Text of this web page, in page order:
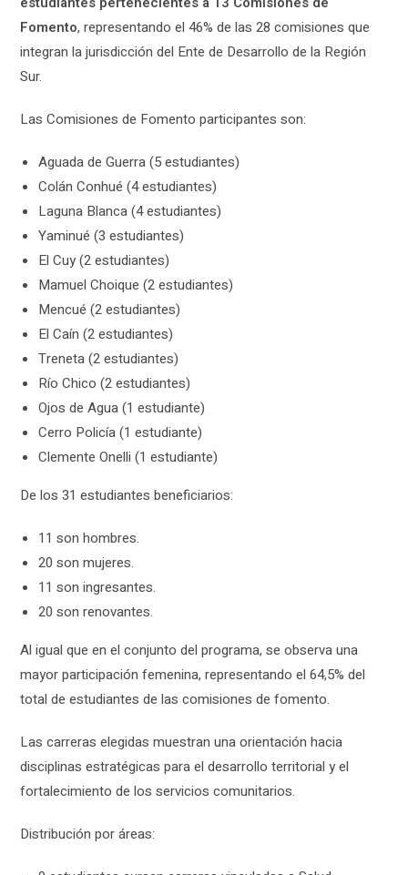
Fomento, representando el 46% de las 28 comisiones que
integran la jurisdicción del Ente de Desarrollo de la Región
Sur.
Las Comisiones de Fomento participantes son:
Aguada de Guerra (5 estudiantes)
Colán Conhué (4 estudiantes)
Laguna Blanca (4 estudiantes)
Yaminué (3 estudiantes)
El Cuy (2 estudiantes)
Mamuel Choique (2 estudiantes)
Mencué (2 estudiantes)
El Caín (2 estudiantes)
Treneta (2 estudiantes)
Río Chico (2 estudiantes)
Ojos de Agua (1 estudiante)
Cerro Policía (1 estudiante)
Clemente Onelli (1 estudiante)
De los 31 estudiantes beneficiarios:
11 son hombres.
20 son mujeres.
11 son ingresantes.
20 son renovantes.
Al igual que en el conjunto del programa, se observa una
mayor participación femenina, representando el 64,5% del
total de estudiantes de las comisiones de fomento.
Las carreras elegidas muestran una orientación hacia
disciplinas estratégicas para el desarrollo territorial y el
fortalecimiento de los servicios comunitarios.
Distribución por áreas: